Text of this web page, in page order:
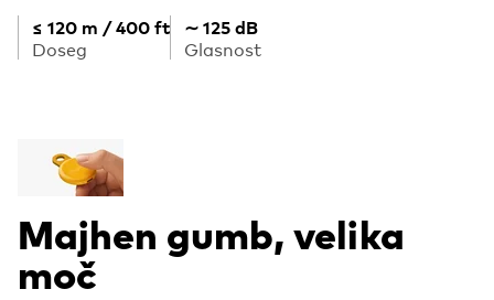
≤ 120 m / 400 ft
Doseg
∼ 125 dB
Glasnost
Majhen gumb, velika
moč